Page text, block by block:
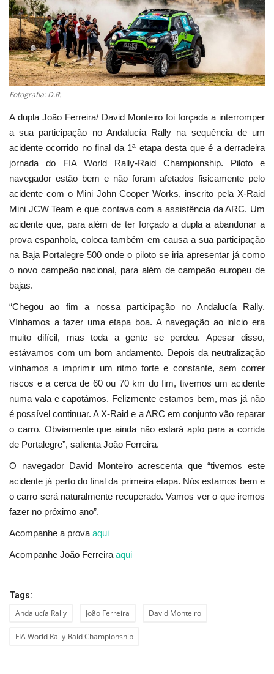
Estatuto Editorial
Saúde
Ficha técnica
Cultura
Lazer
Ambiente
Fotografia: D.R.
A dupla João Ferreira/ David Monteiro foi forçada a interromper
a sua participação no Andalucía Rally na sequência de um
acidente ocorrido no final da 1ª etapa desta que é a derradeira
jornada do FIA World Rally-Raid Championship. Piloto e
navegador estão bem e não foram afetados fisicamente pelo
acidente com o Mini John Cooper Works, inscrito pela X-Raid
Mini JCW Team e que contava com a assistência da ARC. Um
acidente que, para além de ter forçado a dupla a abandonar a
prova espanhola, coloca também em causa a sua participação
na Baja Portalegre 500 onde o piloto se iria apresentar já como
o novo campeão nacional, para além de campeão europeu de
bajas.
“Chegou ao fim a nossa participação no Andalucía Rally.
Vínhamos a fazer uma etapa boa. A navegação ao início era
muito difícil, mas toda a gente se perdeu. Apesar disso,
estávamos com um bom andamento. Depois da neutralização
vínhamos a imprimir um ritmo forte e constante, sem correr
riscos e a cerca de 60 ou 70 km do fim, tivemos um acidente
numa vala e capotámos. Felizmente estamos bem, mas já não
é possível continuar. A X-Raid e a ARC em conjunto vão reparar
o carro. Obviamente que ainda não estará apto para a corrida
de Portalegre”, salienta João Ferreira.
O navegador David Monteiro acrescenta que “tivemos este
acidente já perto do final da primeira etapa. Nós estamos bem e
o carro será naturalmente recuperado. Vamos ver o que iremos
fazer no próximo ano”.
Acompanhe a prova aqui
Acompanhe João Ferreira aqui
Tags:
Andalucía Rally João Ferreira David Monteiro
FIA World Rally-Raid Championship